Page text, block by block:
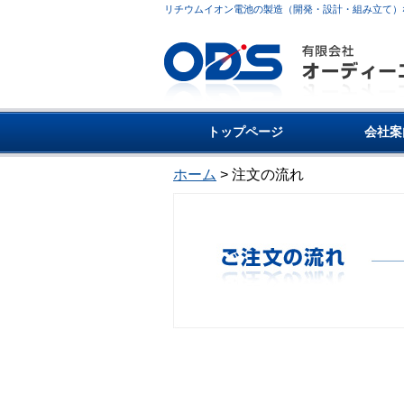
リチウムイオン電池の製造（開発・設計・組み立て
トップページ 会社
ホーム > 注文の流れ